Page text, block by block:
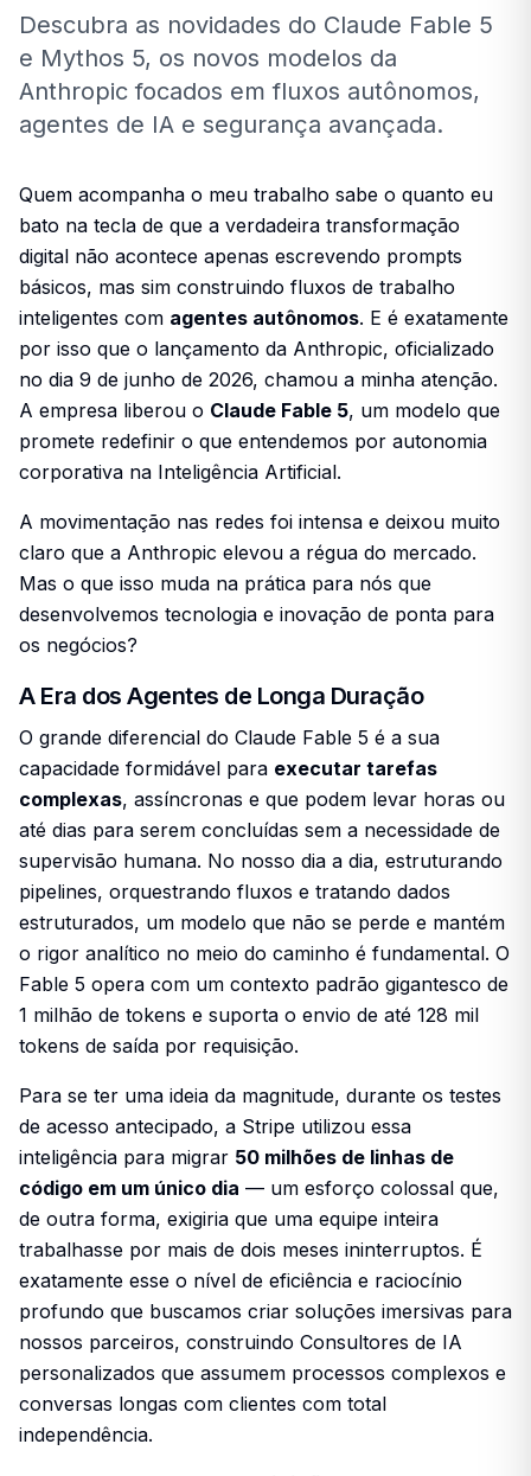
Descubra as novidades do Claude Fable 5
e Mythos 5, os novos modelos da
Anthropic focados em fluxos autônomos,
agentes de IA e segurança avançada.
Quem acompanha o meu trabalho sabe o quanto eu
bato na tecla de que a verdadeira transformação
digital não acontece apenas escrevendo prompts
básicos, mas sim construindo fluxos de trabalho
inteligentes com agentes autônomos. E é exatamente
por isso que o lançamento da Anthropic, oficializado
no dia 9 de junho de 2026, chamou a minha atenção.
A empresa liberou o Claude Fable 5, um modelo que
promete redefinir o que entendemos por autonomia
corporativa na Inteligência Artificial.
A movimentação nas redes foi intensa e deixou muito
claro que a Anthropic elevou a régua do mercado.
Mas o que isso muda na prática para nós que
desenvolvemos tecnologia e inovação de ponta para
os negócios?
A Era dos Agentes de Longa Duração
O grande diferencial do Claude Fable 5 é a sua
capacidade formidável para executar tarefas
complexas, assíncronas e que podem levar horas ou
até dias para serem concluídas sem a necessidade de
supervisão humana. No nosso dia a dia, estruturando
pipelines, orquestrando fluxos e tratando dados
estruturados, um modelo que não se perde e mantém
o rigor analítico no meio do caminho é fundamental. O
Fable 5 opera com um contexto padrão gigantesco de
1 milhão de tokens e suporta o envio de até 128 mil
tokens de saída por requisição.
Para se ter uma ideia da magnitude, durante os testes
de acesso antecipado, a Stripe utilizou essa
inteligência para migrar 50 milhões de linhas de
código em um único dia — um esforço colossal que,
de outra forma, exigiria que uma equipe inteira
trabalhasse por mais de dois meses ininterruptos. É
exatamente esse o nível de eficiência e raciocínio
profundo que buscamos criar soluções imersivas para
nossos parceiros, construindo Consultores de IA
personalizados que assumem processos complexos e
conversas longas com clientes com total
independência.